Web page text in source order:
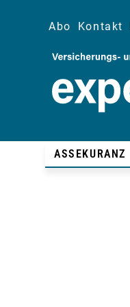
Abo Kontakt
ASSEKURANZ